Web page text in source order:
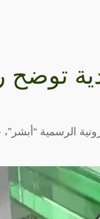
الرسمية